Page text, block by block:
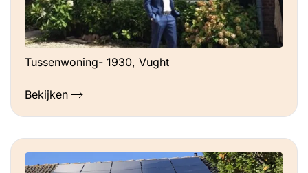
Tussenwoning- 1930, Vught
Bekijken